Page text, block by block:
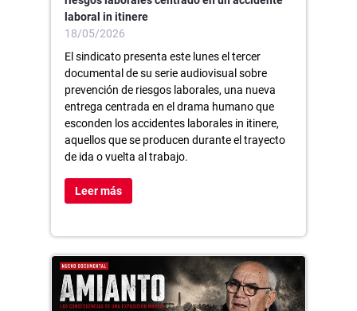
laboral in itinere
18/05/2026
El sindicato presenta este lunes el tercer
documental de su serie audiovisual sobre
prevención de riesgos laborales, una nueva
entrega centrada en el drama humano que
esconden los accidentes laborales in itinere,
aquellos que se producen durante el trayecto
de ida o vuelta al trabajo.
Leer más